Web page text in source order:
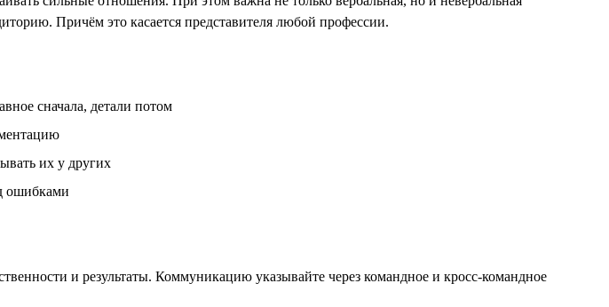
Причём это касается представителя любой профессии.
сначала, детали потом
их у других
ошибками
и результаты. Коммуникацию указывайте через командное и кросс-командное